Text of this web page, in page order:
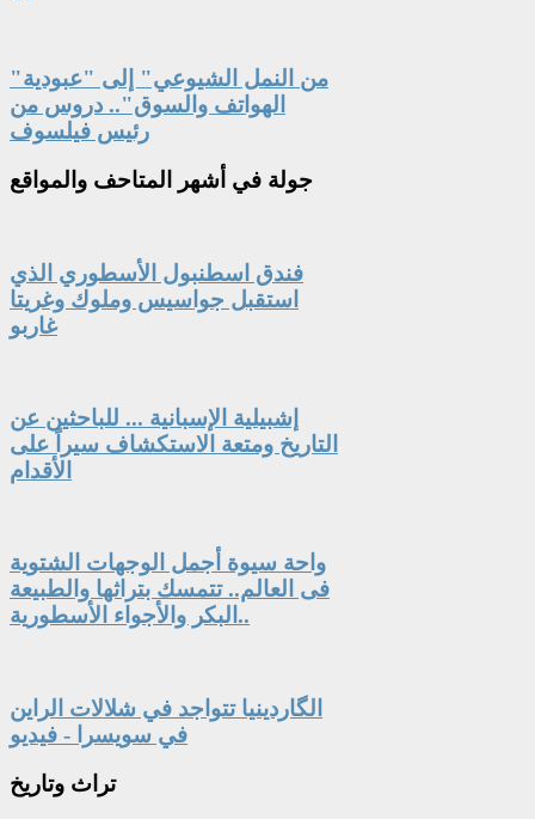
"من النمل الشيوعي" إلى "عبودية
الهواتف والسوق".. دروس من
رئيس فيلسوف
جولة في أشهر المتاحف والمواقع
فندق اسطنبول الأسطوري الذي
استقبل جواسيس وملوك وغريتا
غاربو
إشبيلية الإسبانية ... للباحثين عن
التاريخ ومتعة الاستكشاف سيراً على
الأقدام
واحة سيوة أجمل الوجهات الشتوية
فى العالم.. تتمسك بتراثها والطبيعة
البكر والأجواء الأسطورية..
الگاردينيا تتواجد في شلالات الراين
في سويسرا - فيديو
تراث وتاريخ